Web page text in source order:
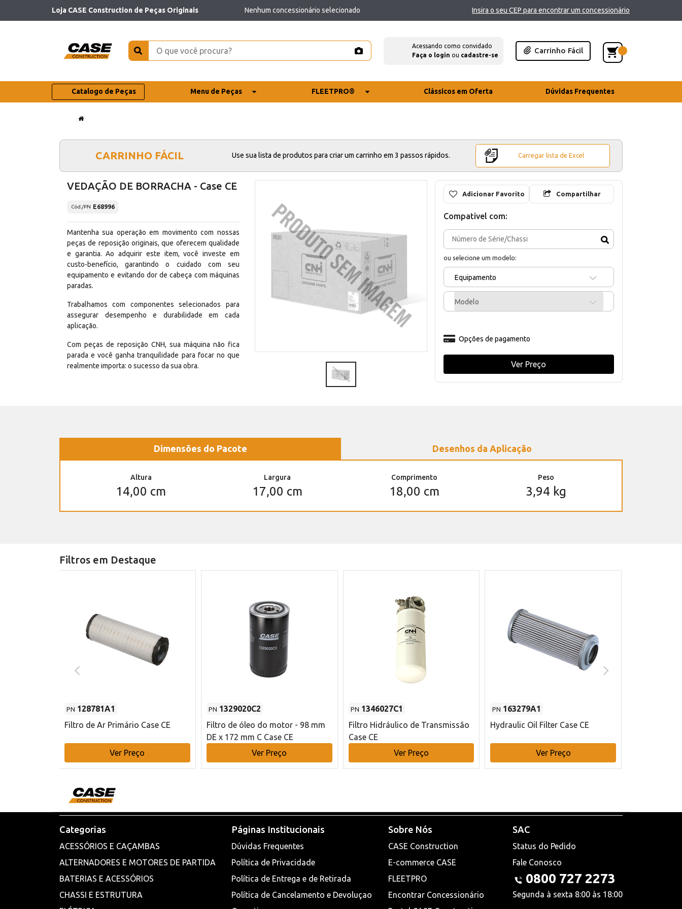
Loja CASE Construction de Peças Originais Nenhum concessionário selecionado Insira o seu CEP para encontrar um concessionário
Acessando como convidado
Faça o login ou cadastre-se
Carrinho Fácil
Catalogo de Peças Menu de Peças FLEETPRO® Clássicos em Oferta Dúvidas Frequentes
CARRINHO FÁCIL Use sua lista de produtos para criar um carrinho em 3 passos rápidos. Carregar lista de Excel
VEDAÇÃO DE BORRACHA - Case CE
Cód./PN E68996
Mantenha sua operação em movimento com nossas
peças de reposição originais, que oferecem qualidade
e garantia. Ao adquirir este item, você investe em
custo-benefício, garantindo o cuidado com seu
equipamento e evitando dor de cabeça com máquinas
paradas.
Trabalhamos com componentes selecionados para
assegurar desempenho e durabilidade em cada
aplicação.
Com peças de reposição CNH, sua máquina não fica
parada e você ganha tranquilidade para focar no que
realmente importa: o sucesso da sua obra.
Adicionar Favorito Compartilhar
Compativel com:
ou selecione um modelo:
Equipamento
Modelo
Opções de pagamento
Ver Preço
Dimensões do Pacote Desenhos da Aplicação
Altura
14,00 cm
Largura
17,00 cm
Comprimento
18,00 cm
Peso
3,94 kg
Filtros em Destaque
PN 128781A1
Filtro de Ar Primário Case CE
Ver Preço
PN 1329020C2
Filtro de óleo do motor - 98 mm
DE x 172 mm C Case CE
Ver Preço
PN 1346027C1
Filtro Hidráulico de Transmissão
Case CE
Ver Preço
PN 163279A1
Hydraulic Oil Filter Case CE
Ver Preço
Categorias
ACESSÓRIOS E CAÇAMBAS
ALTERNADORES E MOTORES DE PARTIDA
BATERIAS E ACESSÓRIOS
CHASSI E ESTRUTURA
Páginas Institucionais
Dúvidas Frequentes
Política de Privacidade
Política de Entrega e de Retirada
Política de Cancelamento e Devoluçao
Sobre Nós
CASE Construction
E-commerce CASE
FLEETPRO
Encontrar Concessionário
SAC
Status do Pedido
Fale Conosco
0800 727 2273
Segunda à sexta 8:00 às 18:00